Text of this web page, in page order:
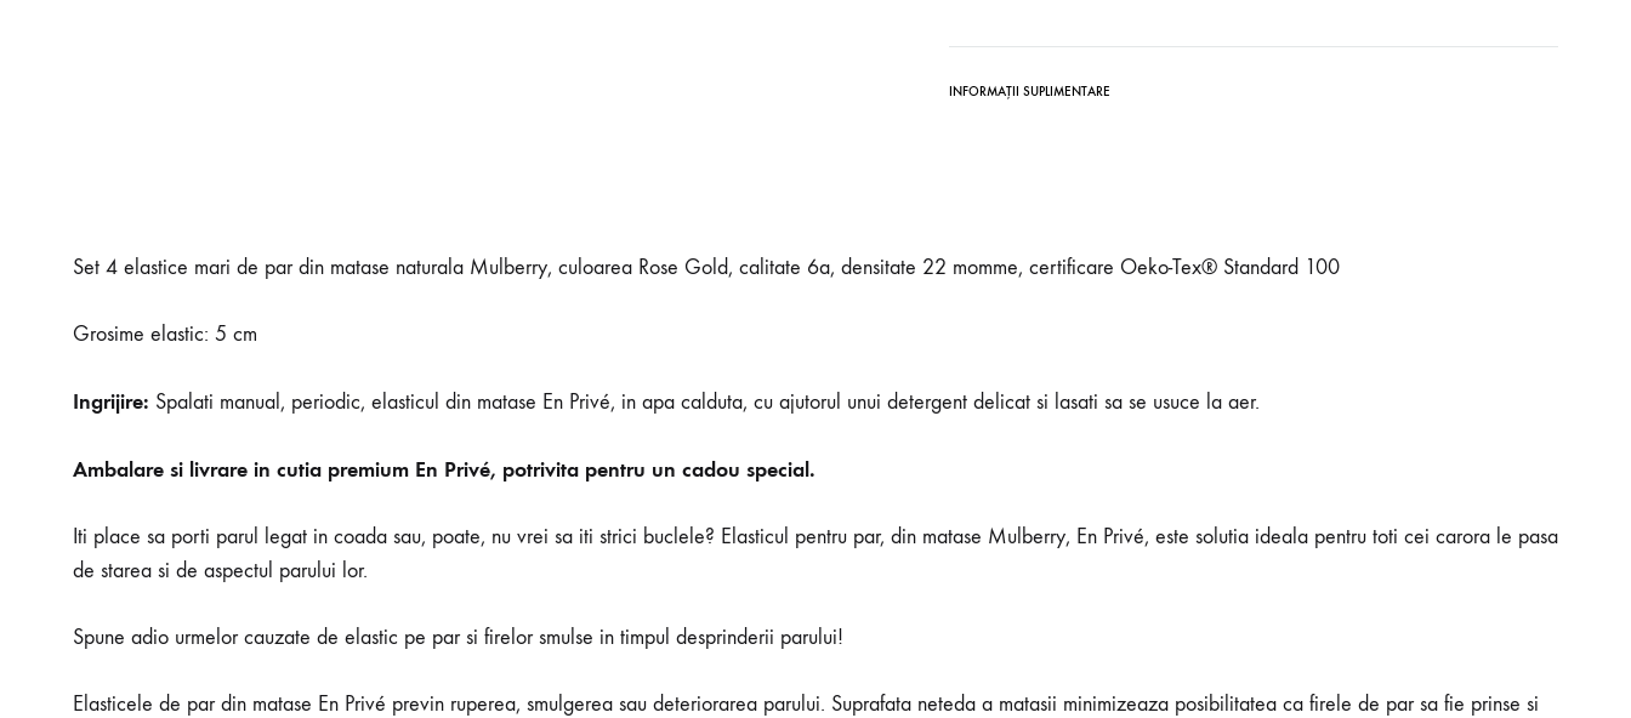
INFORMAȚII SUPLIMENTARE
Set 4 elastice mari de par din matase naturala Mulberry, culoarea Rose Gold, calitate 6a, densitate 22 momme, certificare Oeko-Tex® Standard 100
Grosime elastic: 5 cm
Ingrijire: Spalati manual, periodic, elasticul din matase En Privé, in apa calduta, cu ajutorul unui detergent delicat si lasati sa se usuce la aer.
Ambalare si livrare in cutia premium En Privé, potrivita pentru un cadou special.
Iti place sa porti parul legat in coada sau, poate, nu vrei sa iti strici buclele? Elasticul pentru par, din matase Mulberry, En Privé, este solutia ideala pentru toti cei carora le pasa
de starea si de aspectul parului lor.
Spune adio urmelor cauzate de elastic pe par si firelor smulse in timpul desprinderii parului!
Elasticele de par din matase En Privé previn ruperea, smulgerea sau deteriorarea parului. Suprafata neteda a matasii minimizeaza posibilitatea ca firele de par sa fie prinse si